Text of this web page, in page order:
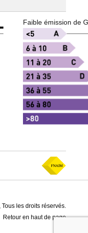
Faible émission de
les droits réservés.
Retour en haut de page